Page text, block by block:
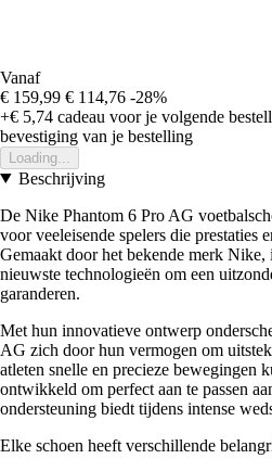
Vanaf
€ 159,99 € 114,76 -28%
+€ 5,74 cadeau voor je volgende
bevestiging van je bestelling
Loading...
Beschrijving
De Nike Phantom 6 Pro AG
voor veeleisende spelers die prestaties
Gemaakt door het bekende merk Nike,
nieuwste technologieën om een
garanderen.
Met hun innovatieve ontwerp
AG zich door hun vermogen om
atleten snelle en precieze bewegingen
ontwikkeld om perfect aan te passen
ondersteuning biedt tijdens intense
Elke schoen heeft verschillende